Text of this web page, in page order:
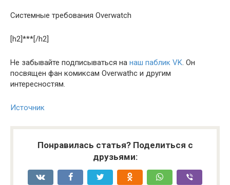
Системные требования Overwatch
[h2]***[/h2]
Не забывайте подписываться на наш паблик VK. Он
посвящен фан комиксам Overwathc и другим
интересностям.
Источник
Понравилась статья? Поделиться с
друзьями: